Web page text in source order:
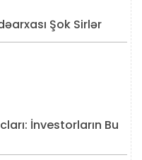
Şok Sirlər
İnvestorların Bu